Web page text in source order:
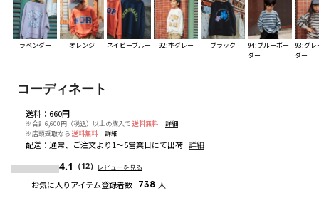
ラベンダー オレンジ ネイビーブルー 92:杢グレー ブラック
94:ブルーボー
ダー
93:グレ
ダー
コーディネート
送料 ： 660円
※合計6,600円（税込）以上の購入で 送料無料
詳細
※店頭受取なら 送料無料 詳細
配送 ： 通常、ご注文より1～5営業日にて出荷 詳細
4.1 （12） レビューを見る
お気に入りアイテム登録者数 738 人